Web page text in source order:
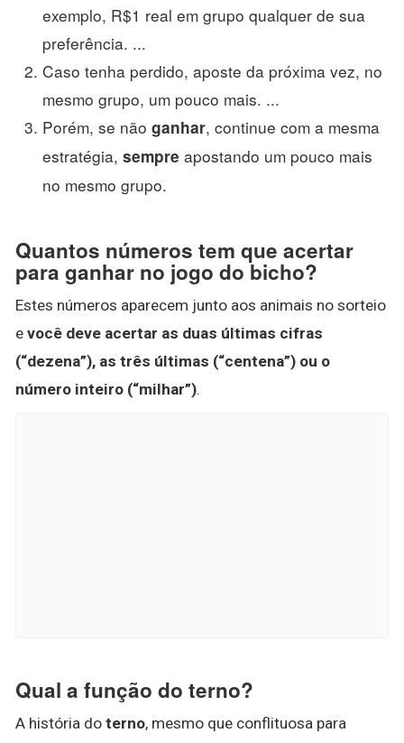
exemplo, R$1 real em grupo qualquer de sua
preferência. ...
Caso tenha perdido, aposte da próxima vez, no
mesmo grupo, um pouco mais. ...
Porém, se não ganhar, continue com a mesma
estratégia, sempre apostando um pouco mais
no mesmo grupo.
Quantos números tem que acertar
para ganhar no jogo do bicho?
Estes números aparecem junto aos animais no sorteio
e você deve acertar as duas últimas cifras
(“dezena”), as três últimas (“centena”) ou o
número inteiro (“milhar”).
Qual a função do terno?
A história do terno, mesmo que conflituosa para